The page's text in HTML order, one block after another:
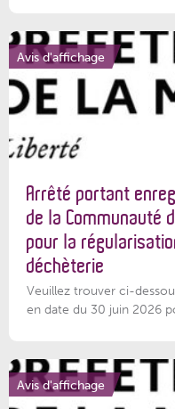
Avis d'affichage
Arrêté portant
de la Communauté
pour la
déchèterie
Veuillez trouver ci-
en date du 30 juin 2026
Avis d'affichage